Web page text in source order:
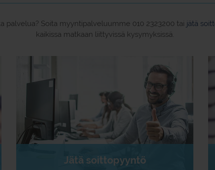
palvelua? Soita myyntipalveluumme 010 2323200 tai jätä
kaikissa matkaan liittyvissä kysymyksissä.
Jätä soittopyyntö